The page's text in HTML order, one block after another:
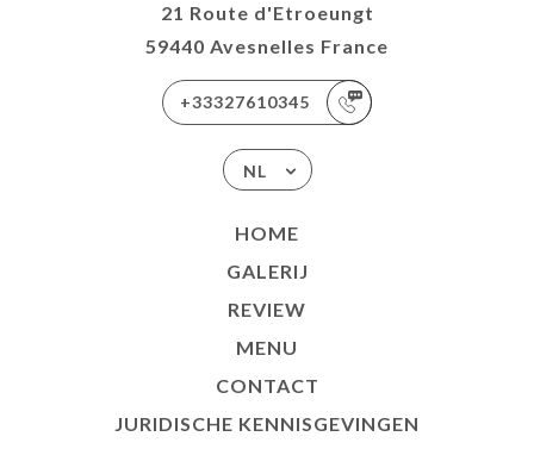
21 Route d'Etroeungt
59440 Avesnelles France
+33327610345
NL
HOME
GALERIJ
REVIEW
MENU
CONTACT
JURIDISCHE KENNISGEVINGEN